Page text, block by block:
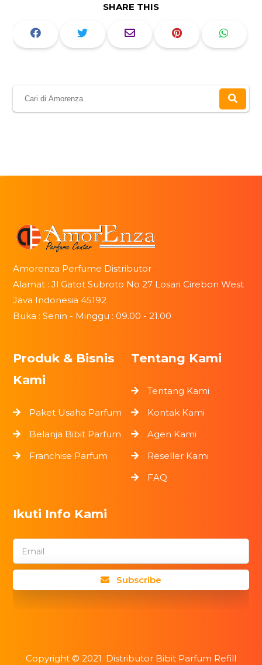
SHARE THIS
Amorenza Perfume Distributor
Alamat : Jl Gatot Subroto No 27 Losari Cirebon West
Java Indonesia 45192
Buka : Senin - Minggu : 09.00 - 21.00
Produk & Bisnis
Kami
Paket Usaha Parfum
Belanja Bibit Parfum
Franchise Parfum
Tentang Kami
Tentang Kami
Kontak Kami
Agen Kami
Reseller Kami
FAQ
Ikuti Info Kami
Email
Subscribe
Copyright © 2021 Distributor Bibit Parfum Refill